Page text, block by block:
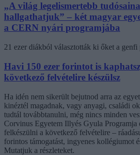
„A világ legelismertebb
hallgathatjuk” – két magyar
a CERN nyári programjába
21 ezer diákból választották ki őket a genfi
Havi 150 ezer forintot is
következő felvételire készülsz
Ha idén nem sikerült bejutnod arra az
kinéztél magadnak, vagy anyagi, családi
tudtál továbbtanulni, még nincs minden
Corvinus Egyetem Illyés Gyula Programja
felkészülni a következő felvételire –
forintos támogatást, ingyenes kollégiumot
Mutatjuk a részleteket.